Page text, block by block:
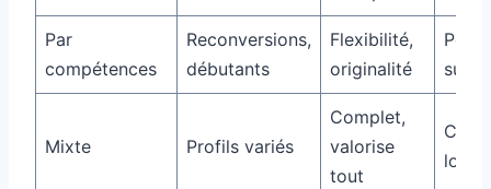
Par
compétences
Reconversions,
débutants
Flexibilité,
originalité
Peut
Mixte Profils variés
Complet,
valorise
tout
long